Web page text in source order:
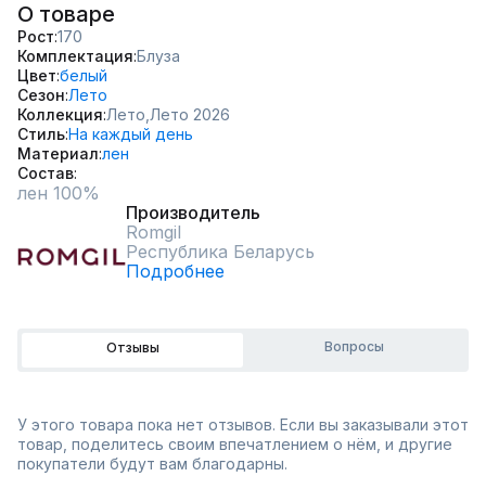
О товаре
Рост 170
Комплектация Блуза
Цвет белый
Сезон Лето
Коллекция Лето, Лето 2026
СтильНа каждый день
Материал лен
Состав
лен 100%
Производитель
Romgil
Республика Беларусь
Подробнее
Отзывы Вопросы
У этого товара пока нет отзывов. Если вы заказывали этот
товар, поделитесь своим впечатлением о нём, и другие
покупатели будут вам благодарны.